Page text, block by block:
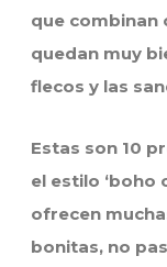
que combinan
quedan muy
flecos y las
Estas son 10
el estilo ‘boho
ofrecen
bonitas, no